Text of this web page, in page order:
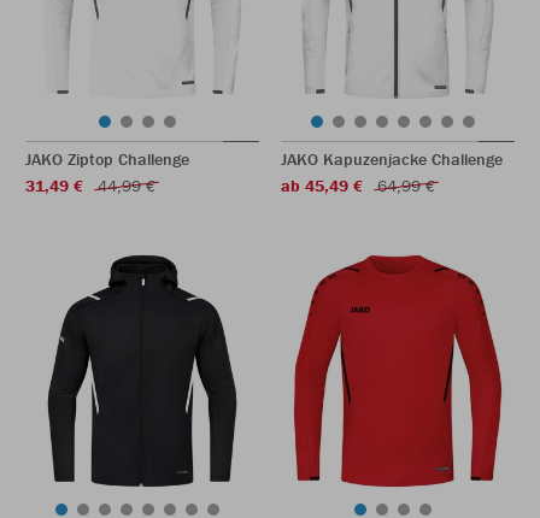
JAKO Ziptop Challenge
31,49 €
44,99 €
JAKO Kapuzenjacke Challenge
ab 45,49 €
64,99 €